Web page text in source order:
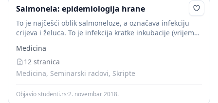
Salmonela: epidemiologija hrane
To je najčešći oblik salmoneloze, a označava infekciju
crijeva i želuca. To je infekcija kratke inkubacije (vrijeme
mučninom, 1 Online Textbook of...
Medicina
12 stranica
Medicina, Seminarski radovi, Skripte
Objavio studenti.rs·2. novembar 2018.